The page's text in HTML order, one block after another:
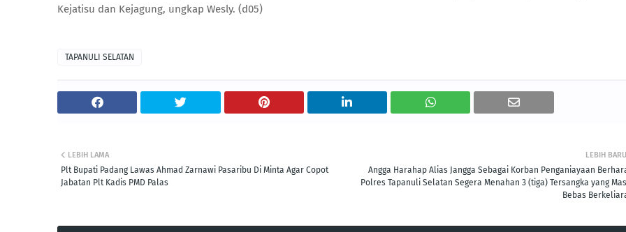
Kejatisu dan Kejagung, ungkap Wesly. (d05)
TAPANULI SELATAN
LEBIH BARU
Angga Harahap Alias Jangga Sebagai Korban Penganiayaan
Polres Tapanuli Selatan Segera Menahan 3 (tiga) Tersangka yang
Bebas
LEBIH LAMA
Plt Bupati Padang Lawas Ahmad Zarnawi Pasaribu Di Minta Agar Copot
Jabatan Plt Kadis PMD Palas